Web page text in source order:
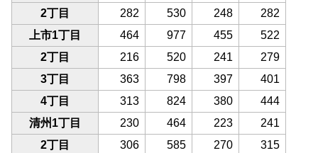
2丁目
282 530 248
282
上市1丁目
464 977 455
522
2丁目
216 520 241
279
3丁目
363 798 397
401
4丁目
313 824 380
444
清州1丁目
230 464 223
241
2丁目
306 585 270
315